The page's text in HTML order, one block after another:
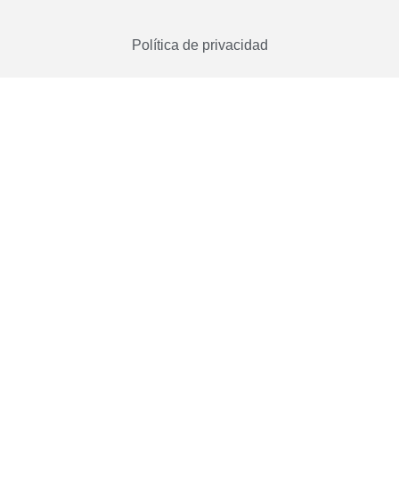
Política de privacidad